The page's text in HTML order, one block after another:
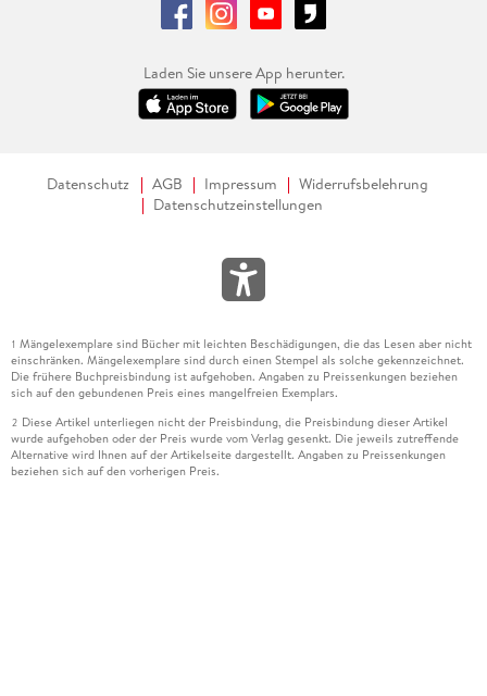
Laden Sie unsere App herunter.
Datenschutz AGB Impressum
Widerrufsbelehrung
Datenschutzeinstellungen
1 Mängelexemplare sind Bücher mit leichten Beschädigungen, die das Lesen aber nicht
einschränken. Mängelexemplare sind durch einen Stempel als solche gekennzeichnet.
Die frühere Buchpreisbindung ist aufgehoben. Angaben zu Preissenkungen beziehen
sich auf den gebundenen Preis eines mangelfreien Exemplars.
2 Diese Artikel unterliegen nicht der Preisbindung, die Preisbindung dieser Artikel
wurde aufgehoben oder der Preis wurde vom Verlag gesenkt. Die jeweils zutreffende
Alternative wird Ihnen auf der Artikelseite dargestellt. Angaben zu Preissenkungen
beziehen sich auf den vorherigen Preis.